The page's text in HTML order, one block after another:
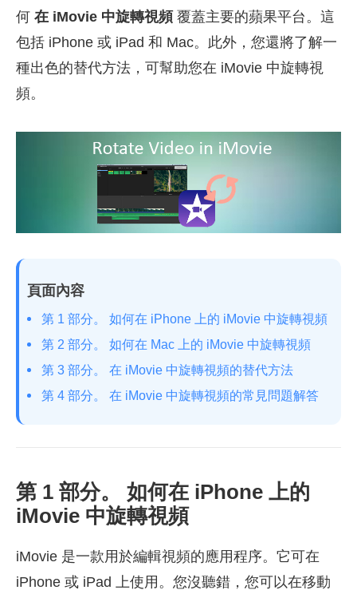
何 在 iMovie 中旋轉視頻覆蓋主要的蘋果平台。這
包括 iPhone 或 iPad 和 Mac。此外，您還將了解一
種出色的替代方法，可幫助您在 iMovie 中旋轉視
頻。
頁面內容
第 1 部分。 如何在 iPhone 上的 iMovie 中旋轉視頻
第 2 部分。 如何在 Mac 上的 iMovie 中旋轉視頻
第 3 部分。 在 iMovie 中旋轉視頻的替代方法
第 4 部分。 在 iMovie 中旋轉視頻的常見問題解答
第 1 部分。 如何在 iPhone 上的
iMovie 中旋轉視頻
iMovie 是一款用於編輯視頻的應用程序。它可在
iPhone 或 iPad 上使用。您沒聽錯，您可以在移動